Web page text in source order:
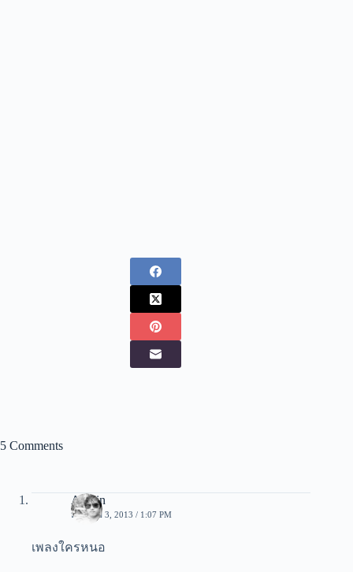
5 Comments
Admin
มกราคม 3, 2013 / 1:07 PM
เพลงใครหนอ